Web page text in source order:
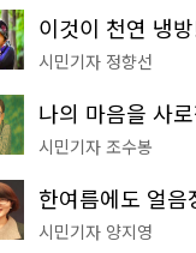
시민기자 정향선
시민기자 조수봉
시민기자 양지영